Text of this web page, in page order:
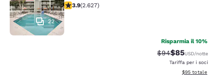
22
Valutazione di 3.93 stelle. Buono. 2627 recensioni
3.9(2.627)
Risparmia il 10%
Tariffa di
$94Tariffa
$85USD/notte
Tariffa per i soci
Visualizza i
$95 totale